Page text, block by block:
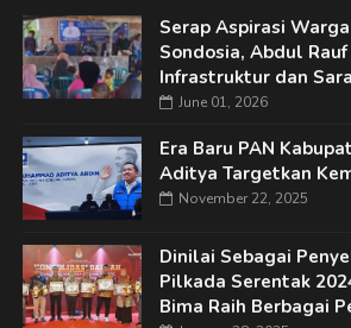
Serap Aspirasi
Sondosia, Abdul
Infrastruktur dan
June 01, 2026
Era Baru PAN
Aditya Targetkan
November 22, 2025
Dinilai Sebagai
Pilkada Serentak
Bima Raih Berbagai